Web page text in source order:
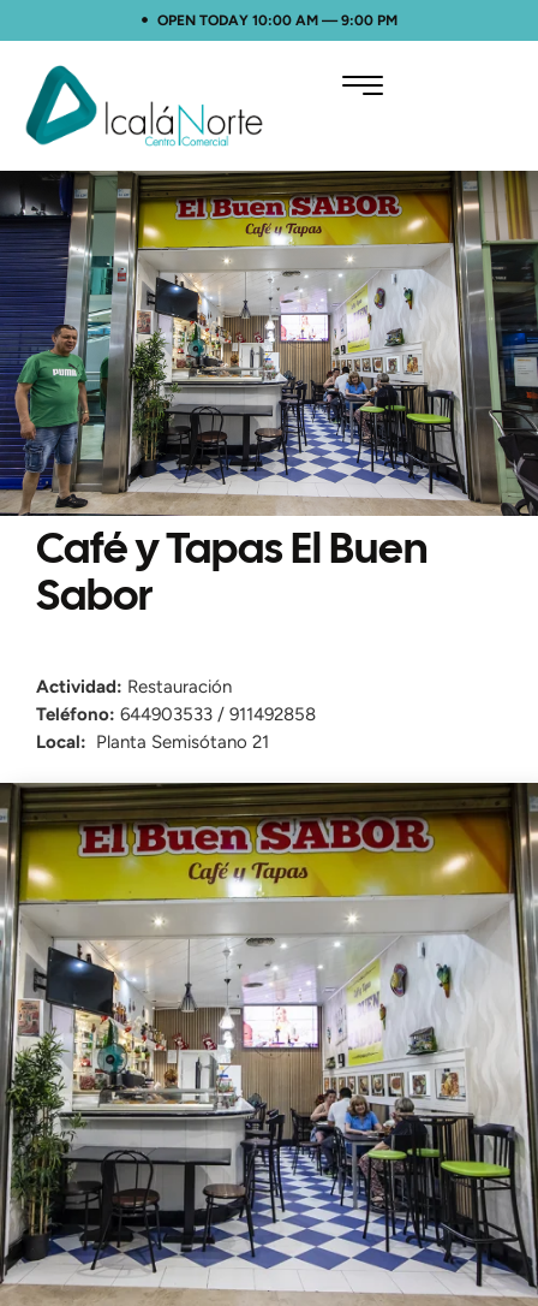
OPEN TODAY 10:00 AM — 9:00 PM
Café y Tapas El Buen
Sabor
Actividad: Restauración
Teléfono: 644903533 / 911492858
Local: Planta Semisótano 21